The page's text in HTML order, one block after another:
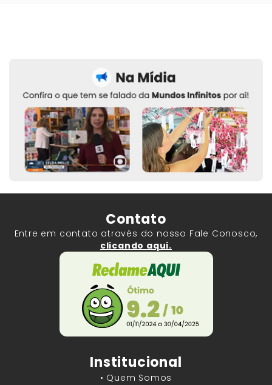
Contato
Entre em contato através do nosso Fale Conosco,
clicando aqui.
Institucional
• Quem Somos